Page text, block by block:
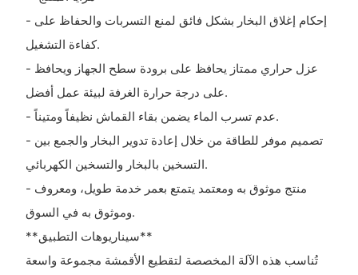
- إحكام إغلاق البخار بشكل فائق لمنع التسربات والحفاظ على
كفاءة التشغيل.
- عزل حراري ممتاز يحافظ على برودة سطح الجهاز ويحافظ
على درجة حرارة الغرفة لبيئة عمل أفضل.
- عدم تسرب الماء يضمن بقاء القماش نظيفاً ومتيناً.
- تصميم موفر للطاقة من خلال إعادة تدوير البخار والجمع بين
التسخين بالبخار والتسخين الكهربائي.
- منتج موثوق به ومعتمد يتمتع بعمر خدمة طويل، ومعروف
وموثوق به في السوق.
**سيناريوهات التطبيق**
تُناسب هذه الآلة المخصصة لتقطيع الأقمشة مجموعة واسعة